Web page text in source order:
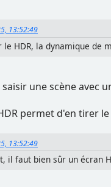
13:52:49
HDR, la dynamique de
une scène avec
permet d'en tirer
13:52:49
il faut bien sûr un écran